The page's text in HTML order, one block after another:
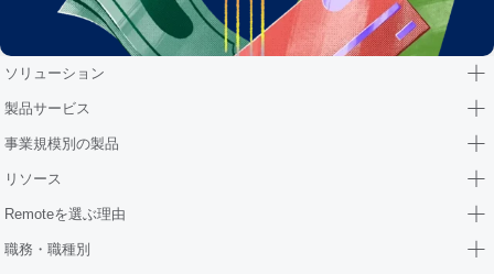
ソリューション
製品サービス
事業規模別の製品
リソース
Remoteを選ぶ理由
職務・職種別